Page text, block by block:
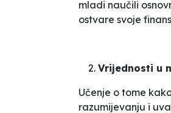
mladi naučili
ostvare svoje
Vrijednosti u
Učenje o tome
razumijevanju i